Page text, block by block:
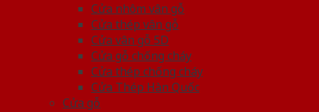
Cửa nhôm vân gỗ
Cửa thép vân gỗ
Cửa vân gỗ 5D
Cửa gỗ chống cháy
Cửa thép chống cháy
Cửa Thép Hàn Quốc
Cửa gỗ